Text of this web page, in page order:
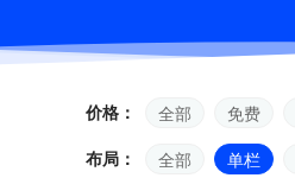
价格： 全部 免费
布局：
全部 单栏